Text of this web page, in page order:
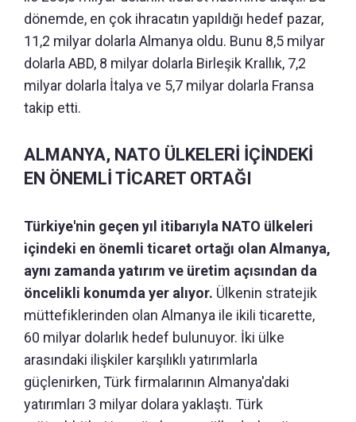
dönemde, en çok ihracatın yapıldığı hedef pazar,
11,2 milyar dolarla Almanya oldu. Bunu 8,5 milyar
dolarla ABD, 8 milyar dolarla Birleşik Krallık, 7,2
milyar dolarla İtalya ve 5,7 milyar dolarla Fransa
takip etti.
ALMANYA, NATO ÜLKELERİ İÇİNDEKİ
EN ÖNEMLİ TİCARET ORTAĞI
Türkiye'nin geçen yıl itibarıyla NATO ülkeleri
içindeki en önemli ticaret ortağı olan Almanya,
aynı zamanda yatırım ve üretim açısından da
öncelikli konumda yer alıyor. Ülkenin stratejik
müttefiklerinden olan Almanya ile ikili ticarette,
60 milyar dolarlık hedef bulunuyor. İki ülke
arasındaki ilişkiler karşılıklı yatırımlarla
güçlenirken, Türk firmalarının Almanya'daki
yatırımları 3 milyar dolara yaklaştı. Türk